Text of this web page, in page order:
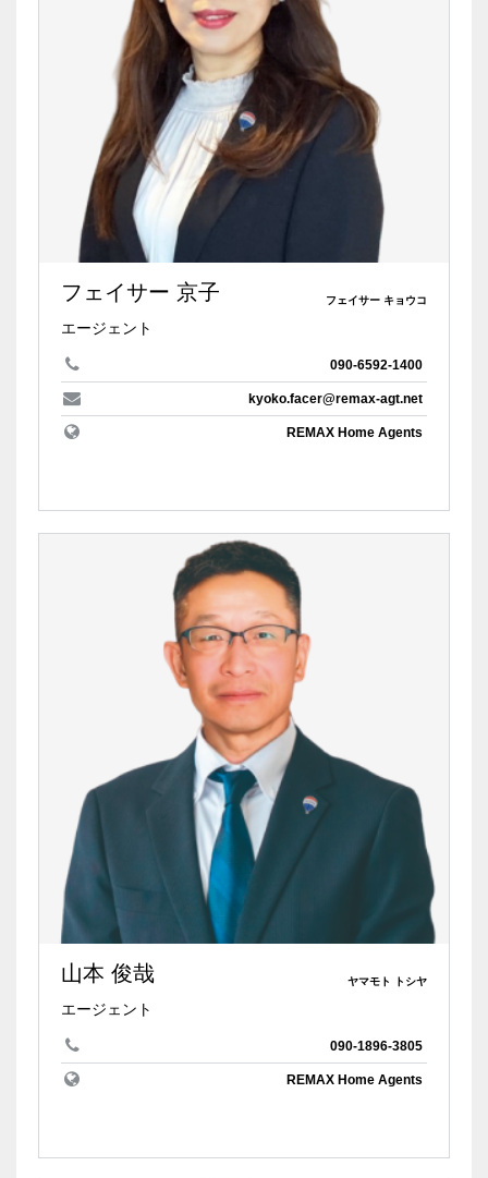
フェイサー 京子 フェイサー キョウコ
エージェント
090-6592-1400
kyoko.facer@remax-agt.net
REMAX Home Agents
山本 俊哉 ヤマモト トシヤ
エージェント
090-1896-3805
REMAX Home Agents